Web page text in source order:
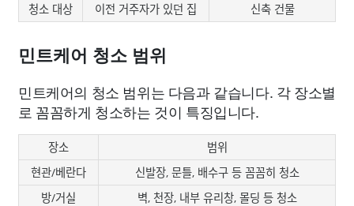
청소 대상
이전 거주자가 있던 집 신축 건물
민트케어 청소 범위
민트케어의 청소 범위는 다음과 같습니다. 각 장소별
로 꼼꼼하게 청소하는 것이 특징입니다.
장소
범위
현관/베란다
신발장, 문틀, 배수구 등 꼼꼼히 청소
방/거실
벽, 천장, 내부 유리창, 몰딩 등 청소